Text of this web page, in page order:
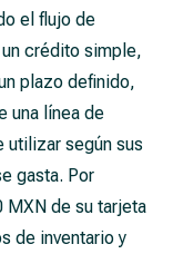
el flujo de
crédito simple,
plazo definido,
una línea de
utilizar según sus
gasta. Por
de su tarjeta
de inventario y